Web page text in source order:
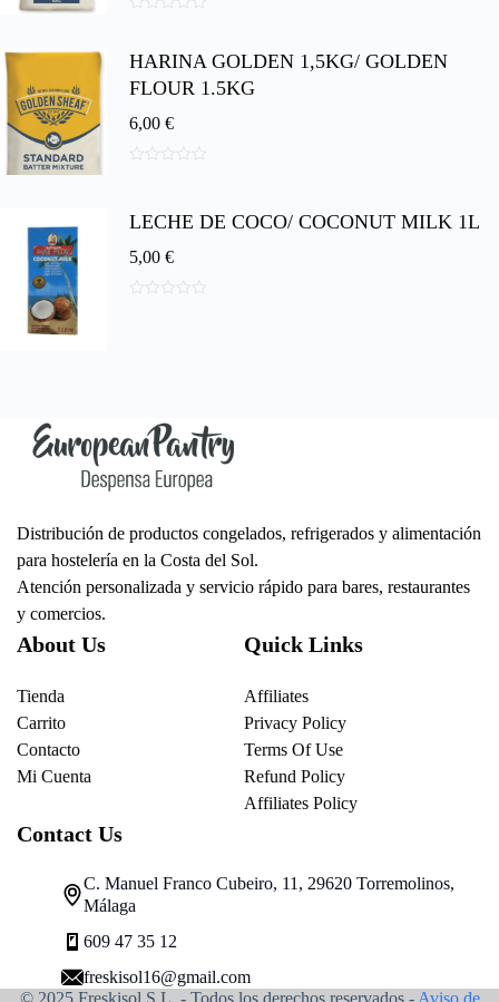
e
HARINA GOLDEN 1,5KG/ GOLDEN
FLOUR 1.5KG
6,00 €
5
LECHE DE COCO/ COCONUT MILK 1L
5,00 €
Distribución de productos congelados, refrigerados y alimentación
para hostelería en la Costa del Sol.
Atención personalizada y servicio rápido para bares, restaurantes
y comercios.
About Us
Tienda
Carrito
Contacto
Mi Cuenta
Quick Links
Affiliates
Privacy Policy
Terms Of Use
Refund Policy
Affiliates Policy
Contact Us
C. Manuel Franco Cubeiro, 11, 29620 Torremolinos,
Málaga
609 47 35 12
freskisol16@gmail.com
© 2025 Freskisol S.L. - Todos los derechos reservados.- Aviso de